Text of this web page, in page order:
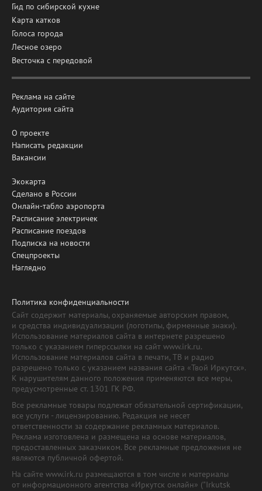
Гид по сибирской кухне
Карта катков
Голоса города
Лесное озеро
Весточка с передовой
Реклама на сайте
Аудитория сайта
О проекте
Написать редакции
Вакансии
Экокарта
Сделано в России
Онлайн-табло аэропорта
Расписание электричек
Расписание поездов
Подписка на новости
Спецпроекты
Наглядно
Политика конфиденциальности
Сайт содержит материалы, охраняемые авторским правом,
и средства индивидуализации (логотипы, фирменные знаки).
Использование материалов сайта в интернете разрешено
только с указанием гиперссылки на сайт www.irk.ru.
Использование материалов сайта в печати, ТВ и радио
разрешено только с указанием названия сайта «Твой Иркутск».
К нарушителям данного положения применяются все меры,
предусмотренные ст. 1301 ГК РФ.
Все рекламные товары подлежат обязательной сертификации,
все услуги - лицензированию. Редакция не несет
ответственности за содержание рекламных материалов.
Реклама изготовлена и размещена на основе материалов,
предоставленных заказчиком. Все рекламные предложения не
являются публичной офертой.
На сайте www.irk.ru размещаются в том числе и материалы
от информационного агентства «Иркутск онлайн» ("Irkutsk